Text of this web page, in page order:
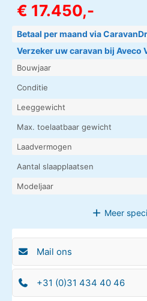
€ 17.450,-
Betaal per maand via
Verzeker uw caravan bij Aveco
Bouwjaar
Conditie
Leeggewicht
Max. toelaatbaar gewicht
Laadvermogen
Aantal slaapplaatsen
Modeljaar
Meer
Mail ons
+31 (0)31 434 40 46